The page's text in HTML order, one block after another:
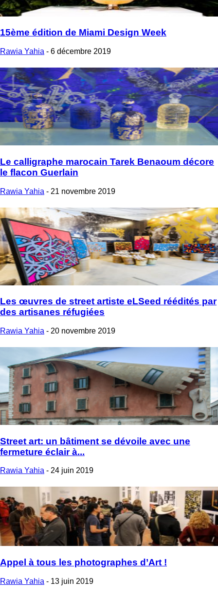
15ème édition de Miami Design Week
Rawia Yahia - 6 décembre 2019
Le calligraphe marocain Tarek Benaoum décore
le flacon Guerlain
Rawia Yahia - 21 novembre 2019
Les œuvres de street artiste eLSeed réédités par
des artisanes réfugiées
Rawia Yahia - 20 novembre 2019
Street art: un bâtiment se dévoile avec une
fermeture éclair à...
Rawia Yahia - 24 juin 2019
Appel à tous les photographes d’Art !
Rawia Yahia - 13 juin 2019